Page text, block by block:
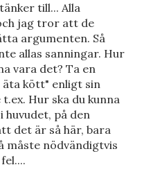
till... Alla
jag tror att de
argumenten. Så
allas sanningar. Hur
vara det? Ta en
kött" enligt sin
Hur ska du kunna
huvudet, på den
det är så här, bara
nödvändigtvis